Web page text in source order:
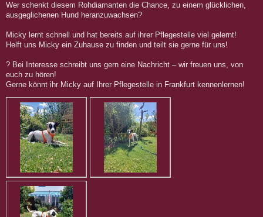
Wer schenkt diesem Rohdiamanten die Chance, zu einem glücklichen,
ausgeglichenen Hund heranzuwachsen?
Micky lernt schnell und hat bereits auf ihrer Pflegestelle viel gelernt!
Helft uns Micky ein Zuhause zu finden und teilt sie gerne für uns!
? Bei Interesse schreibt uns gern eine Nachricht – wir freuen uns, von
euch zu hören!
Gerne könnt ihr Micky auf Ihrer Pflegestelle in Frankfurt kennenlernen!